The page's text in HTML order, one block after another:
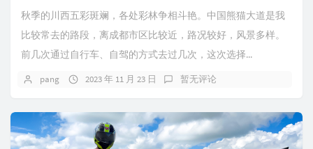
秋季的川西五彩斑斓，各处彩林争相斗艳。中国熊猫大道是我
比较常去的路段，离成都市区比较近，路况较好，风景多样。
前几次通过自行车、自驾的方式去过几次，这次选择...
pang 2023 年 11 月 23 日 暂无评论